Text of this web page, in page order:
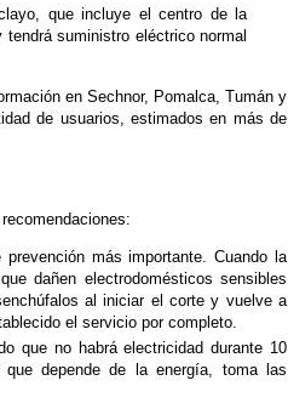
que incluye el centro de la
suministro eléctrico normal
en Sechnor, Pomalca, Tumán y
de usuarios, estimados en más de
más importante. Cuando la
dañen electrodomésticos sensibles
al iniciar el corte y vuelve a
el servicio por completo.
que no habrá electricidad durante 10
depende de la energía, toma las